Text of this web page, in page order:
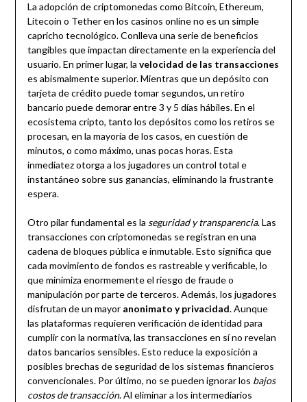
La adopción de criptomonedas como Bitcoin, Ethereum,
Litecoin o Tether en los casinos online no es un simple
capricho tecnológico. Conlleva una serie de beneficios
tangibles que impactan directamente en la experiencia del
usuario. En primer lugar, la velocidad de las transacciones
es abismalmente superior. Mientras que un depósito con
tarjeta de crédito puede tomar segundos, un retiro
bancario puede demorar entre 3 y 5 días hábiles. En el
ecosistema cripto, tanto los depósitos como los retiros se
procesan, en la mayoría de los casos, en cuestión de
minutos, o como máximo, unas pocas horas. Esta
inmediatez otorga a los jugadores un control total e
instantáneo sobre sus ganancias, eliminando la frustrante
espera.
Otro pilar fundamental es la seguridad y transparencia. Las
transacciones con criptomonedas se registran en una
cadena de bloques pública e inmutable. Esto significa que
cada movimiento de fondos es rastreable y verificable, lo
que minimiza enormemente el riesgo de fraude o
manipulación por parte de terceros. Además, los jugadores
disfrutan de un mayor anonimato y privacidad. Aunque
las plataformas requieren verificación de identidad para
cumplir con la normativa, las transacciones en sí no revelan
datos bancarios sensibles. Esto reduce la exposición a
posibles brechas de seguridad de los sistemas financieros
convencionales. Por último, no se pueden ignorar los bajos
costos de transacción. Al eliminar a los intermediarios